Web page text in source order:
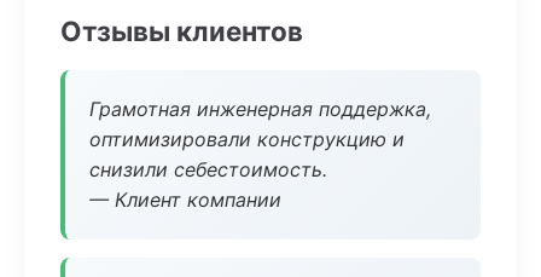
Отзывы клиентов
Грамотная инженерная поддержка,
оптимизировали конструкцию и
снизили себестоимость.
— Клиент компании